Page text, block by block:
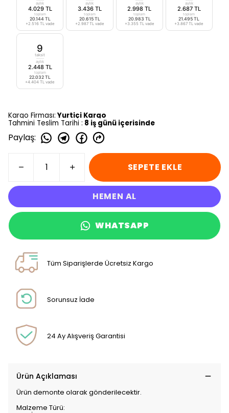
aylık
4.029 TL
toplam
20.144 TL
+2.516 TL vade
aylık
3.436 TL
toplam
20.615 TL
+2.987 TL vade
aylık
2.998 TL
toplam
20.983 TL
+3.355 TL vade
aylık
2.687 TL
toplam
21.495 TL
+3.867 TL vade
9
taksit
aylık
2.448 TL
toplam
22.032 TL
+4.404 TL vade
Kargo Firması: Yurtiçi Kargo
Tahmini Teslim Tarihi : 8 iş günü içerisinde
Paylaş:
SEPETE EKLE
HEMEN AL
WHATSAPP
Tüm Siparişlerde Ücretsiz Kargo
Sorunsuz İade
24 Ay Alışveriş Garantisi
Ürün Açıklaması
Ürün demonte olarak gönderilecektir.
Malzeme Türü: